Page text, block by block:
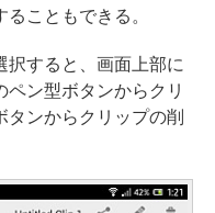
こともできる。
すると、画面上部に
ペン型ボタンからクリ
タンからクリップの削